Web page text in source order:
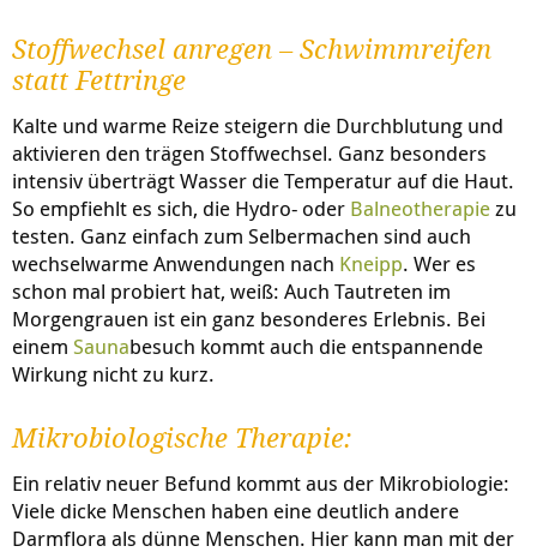
Stoffwechsel anregen – Schwimmreifen
statt Fettringe
Kalte und warme Reize steigern die Durchblutung und
aktivieren den trägen Stoffwechsel. Ganz besonders
intensiv überträgt Wasser die Temperatur auf die Haut.
So empfiehlt es sich, die Hydro- oder Balneotherapiezu
testen. Ganz einfach zum Selbermachen sind auch
wechselwarme Anwendungen nach Kneipp. Wer es
schon mal probiert hat, weiß: Auch Tautreten im
Morgengrauen ist ein ganz besonderes Erlebnis. Bei
einem Saunabesuch kommt auch die entspannende
Wirkung nicht zu kurz.
Mikrobiologische Therapie:
Ein relativ neuer Befund kommt aus der Mikrobiologie:
Viele dicke Menschen haben eine deutlich andere
Darmflora als dünne Menschen. Hier kann man mit der